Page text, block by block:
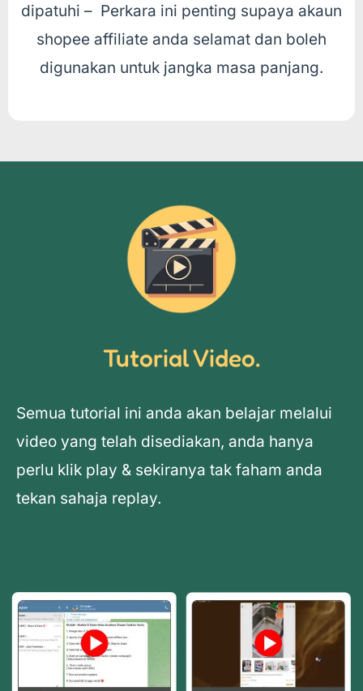
dipatuhi – Perkara ini penting supaya akaun
shopee affiliate anda selamat dan boleh
digunakan untuk jangka masa panjang.
Tutorial Video.
Semua tutorial ini anda akan belajar melalui
video yang telah disediakan, anda hanya
perlu klik play & sekiranya tak faham anda
tekan sahaja replay.